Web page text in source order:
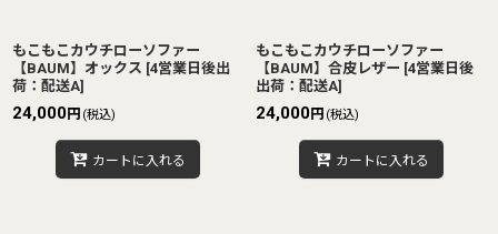
もこもこカウチローソファー
【BAUM】オックス [4営業日後出
荷：配送A]
24,000円 (税込)
カートに入れる
もこもこカウチローソファー
【BAUM】合皮レザー [4営業日後
出荷：配送A]
24,000円 (税込)
カートに入れる